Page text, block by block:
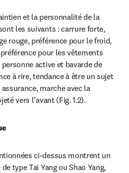
et la personnalité de la
les suivants : carrure forte,
rouge, préférence pour le froid,
pour les vêtements
active et bavarde de
à rire, tendance à être un sujet
marche avec la
vers l’avant (Fig. 1.2).
ci-dessus montrent un
type Tai Yang ou Shao Yang,